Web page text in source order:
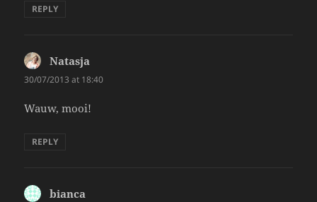
REPLY
Natasja
30/07/2013 at 18:40
Wauw, mooi!
REPLY
bianca